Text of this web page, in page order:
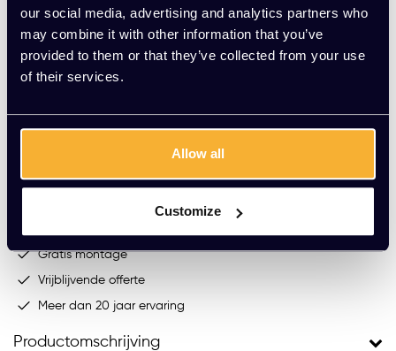
our social media, advertising and analytics partners who
may combine it with other information that you’ve
provided to them or that they’ve collected from your use
of their services.
Allow all
Customize
Op voorraad
Levering binnen 15 werkdagen (speciale kleur werkblad:
8-10 weken)
Toevoegen aan winkelwagen
Gratis montage
Vrijblijvende offerte
Meer dan 20 jaar ervaring
Productomschrijving